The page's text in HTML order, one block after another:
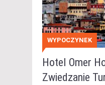
WYPOCZYNEK
Hotel Omer
Zwiedzanie